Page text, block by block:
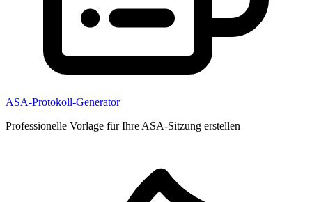
ASA-Protokoll-Generator
Professionelle Vorlage für Ihre ASA-Sitzung erstellen